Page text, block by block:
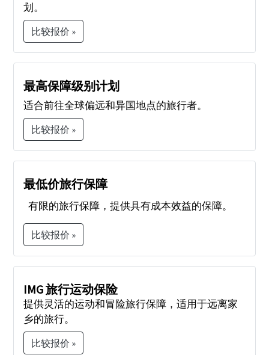
划。
比较报价 »
最高保障级别计划
适合前往全球偏远和异国地点的旅行者。
比较报价 »
最低价旅行保障
有限的旅行保障，提供具有成本效益的保障。
比较报价 »
IMG 旅行运动保险
提供灵活的运动和冒险旅行保障，适用于远离家
乡的旅行。
比较报价 »